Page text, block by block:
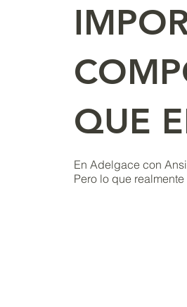
QUE
En Adelgace con
Pero lo que